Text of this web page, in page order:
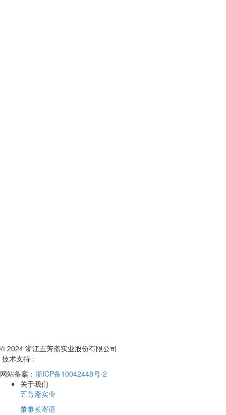
© 2024 浙江五芳斋实业股份有限公司
技术支持：
网站备案： 浙ICP备10042448号-2
关于我们
五芳斋实业
董事长寄语